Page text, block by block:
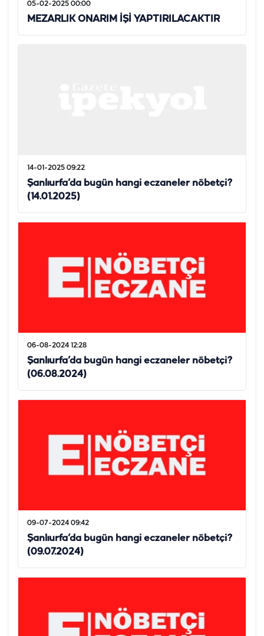
05-02-2025 00:00
MEZARLIK ONARIM İŞİ YAPTIRILACAKTIR
14-01-2025 09:22
Şanlıurfa’da bugün hangi eczaneler nöbetçi?
(14.01.2025)
06-08-2024 12:28
Şanlıurfa’da bugün hangi eczaneler nöbetçi?
(06.08.2024)
09-07-2024 09:42
Şanlıurfa’da bugün hangi eczaneler nöbetçi?
(09.07.2024)